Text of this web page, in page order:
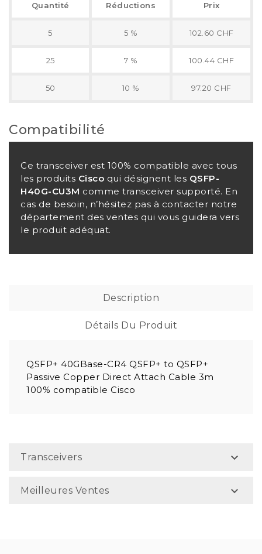
Quantité Réductions Prix
5 5 % 102.60 CHF
25 7 % 100.44 CHF
50 10 % 97.20 CHF
Compatibilité
Ce transceiver est 100% compatible avec tous
les produits Cisco qui désignent les QSFP-
H40G-CU3M comme transceiver supporté. En
cas de besoin, n’hésitez pas à contacter notre
département des ventes qui vous guidera vers
le produit adéquat.
Description
Détails Du Produit
QSFP+ 40GBase-CR4 QSFP+ to QSFP+
Passive Copper Direct Attach Cable 3m
100% compatible Cisco
Transceivers 
Meilleures Ventes 